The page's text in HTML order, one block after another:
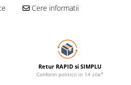
Cere informatii
Retur RAPID si SIMPLU
Conform politicii in 14 zile*